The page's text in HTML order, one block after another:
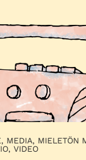
MEDIA, MIELETÖN
VIDEO